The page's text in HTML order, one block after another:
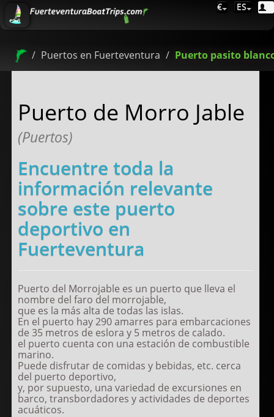
€ ES
Puertos en Fuerteventura Puerto pasito
Puerto de Morro Jable
(Puertos)
Encuentre toda la
información relevante
sobre este puerto
deportivo en
Fuerteventura
Puerto del Morrojable es un puerto que lleva el
nombre del faro del morrojable,
que es la más alta de todas las islas.
En el puerto hay 290 amarres para embarcaciones
de 35 metros de eslora y 5 metros de calado.
el puerto cuenta con una estación de combustible
marino.
Puede disfrutar de comidas y bebidas, etc. cerca
del puerto deportivo,
y, por supuesto, una variedad de excursiones en
barco, transbordadores y actividades de deportes
acuáticos.